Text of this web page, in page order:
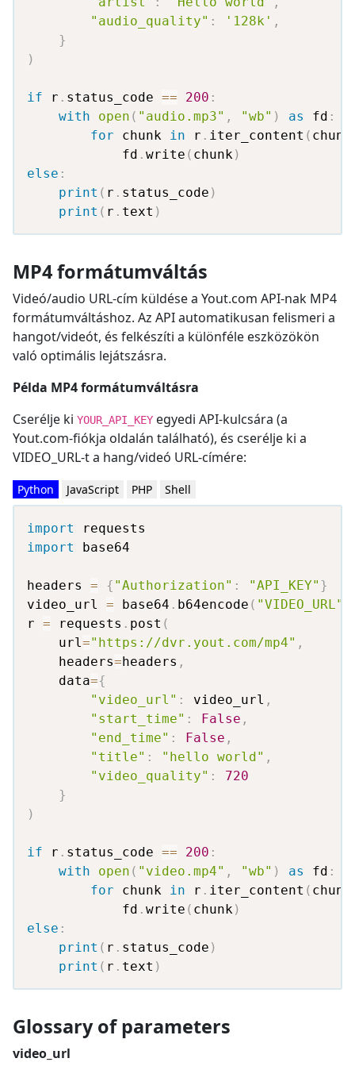
"audio_quality" : '128k' ,
}
)
if r . status_code == 200 :
with
open ( "audio.mp3" , "wb" ) as fd :
for chunk in r . iter_content (
            fd
. write ( chunk )
else :
print ( r . status_code )
print ( r . text )
MP4 formátumváltás
Videó/audio URL-cím küldése a Yout.com API-nak MP4
formátumváltáshoz. Az API automatikusan felismeri a
hangot/videót, és felkészíti a különféle eszközökön
való optimális lejátszásra.
Példa MP4 formátumváltásra
Cserélje ki YOUR_API_KEY egyedi API-kulcsára (a
Yout.com-fiókja oldalán található), és cserélje ki a
VIDEO_URL-t a hang/videó URL-címére:
Python JavaScript PHP Shell
import
import base64
headers = { "Authorization" : "API_KEY" }
video_url = base64 . b64encode ( "VIDEO_URL"
r = requests . post (
    url
="https://dvr.yout.com/mp4" ,
    headers
=headers ,
    data
={
"video_url" : video_url ,
"start_time" : False ,
"end_time" : False ,
"title" : "hello world" ,
"video_quality" :
720
}
)
if r . status_code == 200 :
with
open ( "video.mp4" , "wb" ) as fd :
for chunk in r . iter_content (
            fd
. write ( chunk )
else :
print ( r . status_code )
print ( r . text )
Glossary of parameters
video_url